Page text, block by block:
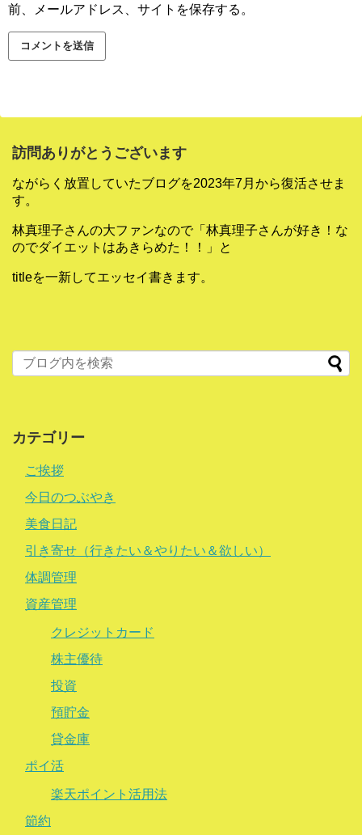
前、メールアドレス、サイトを保存する。
訪問ありがとうございます
ながらく放置していたブログを2023年7月から復活させま
す。
林真理子さんの大ファンなので「林真理子さんが好き！な
のでダイエットはあきらめた！！」と
titleを一新してエッセイ書きます。
カテゴリー
ご挨拶
今日のつぶやき
美食日記
引き寄せ（行きたい＆やりたい＆欲しい）
体調管理
資産管理
クレジットカード
株主優待
投資
預貯金
貸金庫
ポイ活
楽天ポイント活用法
節約